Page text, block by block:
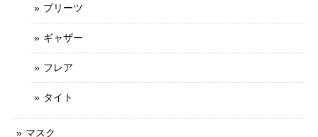
プリーツ
ギャザー
フレア
タイト
マスク